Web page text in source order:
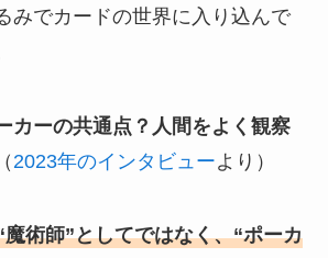
みでカードの世界に入り込んで
カーの共通点？人間をよく観察
（ 2023年のインタビューより）
魔術師”としてではなく、“ポーカ